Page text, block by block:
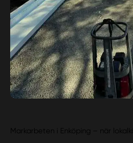
Markarbeten i Enköping – när